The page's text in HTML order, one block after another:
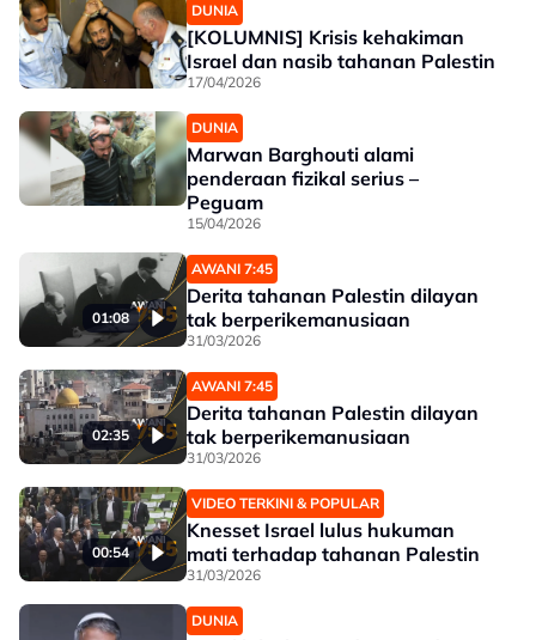
DUNIA
[KOLUMNIS] Krisis kehakiman
Israel dan nasib tahanan Palestin
17/04/2026
DUNIA
Marwan Barghouti alami
penderaan fizikal serius –
Peguam
15/04/2026
01:08
AWANI 7:45
Derita tahanan Palestin dilayan
tak berperikemanusiaan
31/03/2026
02:35
AWANI 7:45
Derita tahanan Palestin dilayan
tak berperikemanusiaan
31/03/2026
00:54
VIDEO TERKINI & POPULAR
Knesset Israel lulus hukuman
mati terhadap tahanan Palestin
31/03/2026
DUNIA